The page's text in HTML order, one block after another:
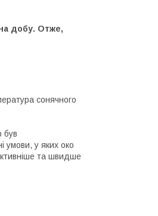
добу. Отже,
сонячного
був
умови, у яких око
та швидше